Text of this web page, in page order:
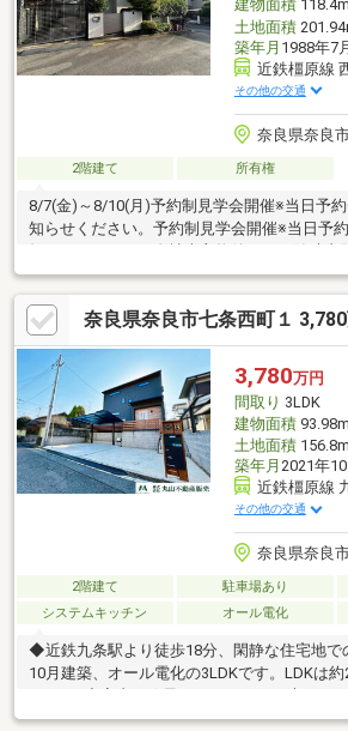
建物面積118.4m
土地面積
築年月 1988年7
近鉄橿原線
その他の交通
奈良県奈良
2階建て 所有権
8/7(金)～8/10(月)予約制見学会開催※当日予
知らせください。予約制見学会開催※当日予約
かメールでご希望日をお知らせください。【
売】8月1日以降はリフォーム住宅として販売
すすめポイント】・雨漏り、構造上主要な部
給排水管の故障や漏水についてお引渡しより
リ防除工事施工後5年間保証・返済額や融資
ご希望にあわせてご提案。住宅ローンが初め
ご相談くだ
奈良県奈良市七条西町１
3,780万円
間取り 3LDK
建物面積93.98m
土地面積156.8m
築年月 2021年
近鉄橿原線
その他の交通
奈良県奈良
2階建て 駐車場あり
システムキッチン
オール電化
◆近鉄九条駅より徒歩18分、閑静な住宅地
10月建築、オール電化の3LDKです。LDKは約
す。ドアノブまでオシャレなこだわりあり